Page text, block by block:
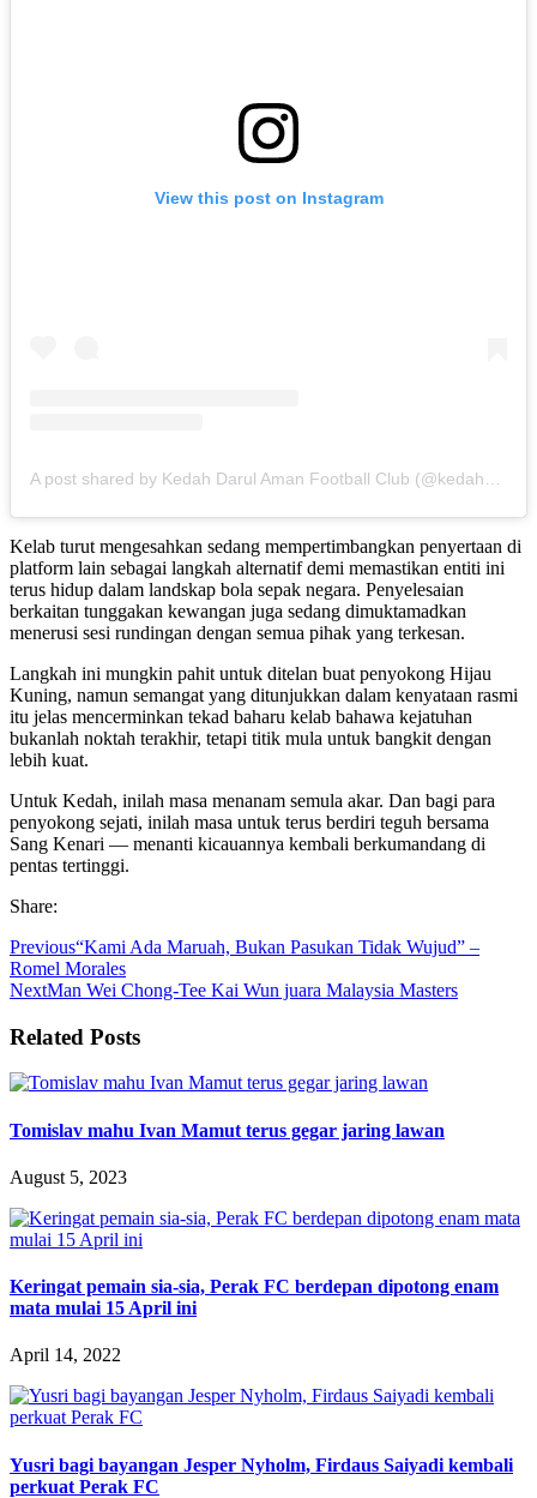
View this post on Instagram
Kelab turut mengesahkan sedang mempertimbangkan penyertaan di
platform lain sebagai langkah alternatif demi memastikan entiti ini
terus hidup dalam landskap bola sepak negara. Penyelesaian
berkaitan tunggakan kewangan juga sedang dimuktamadkan
menerusi sesi rundingan dengan semua pihak yang terkesan.
Langkah ini mungkin pahit untuk ditelan buat penyokong Hijau
Kuning, namun semangat yang ditunjukkan dalam kenyataan rasmi
itu jelas mencerminkan tekad baharu kelab bahawa kejatuhan
bukanlah noktah terakhir, tetapi titik mula untuk bangkit dengan
lebih kuat.
Untuk Kedah, inilah masa menanam semula akar. Dan bagi para
penyokong sejati, inilah masa untuk terus berdiri teguh bersama
Sang Kenari — menanti kicauannya kembali berkumandang di
pentas tertinggi.
Share:
Previous“Kami Ada Maruah, Bukan Pasukan Tidak Wujud” –
Romel Morales
NextMan Wei Chong-Tee Kai Wun juara Malaysia Masters
Related Posts
Tomislav mahu Ivan Mamut terus gegar jaring lawan
August 5, 2023
Keringat pemain sia-sia, Perak FC berdepan dipotong enam
mata mulai 15 April ini
April 14, 2022
Yusri bagi bayangan Jesper Nyholm, Firdaus Saiyadi kembali
perkuat Perak FC